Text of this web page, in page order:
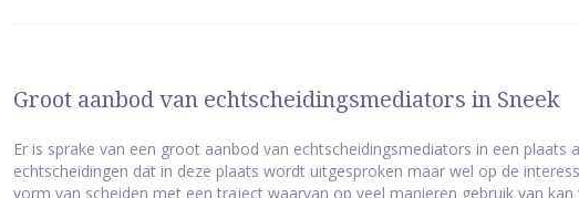
Groot aanbod van echtscheidingsmediators in Sneek
Er is sprake van een groot aanbod van echtscheidingsmediators in een
echtscheidingen dat in deze plaats wordt uitgesproken maar wel op de
vorm van scheiden met een traject waarvan op veel manieren gebruik van